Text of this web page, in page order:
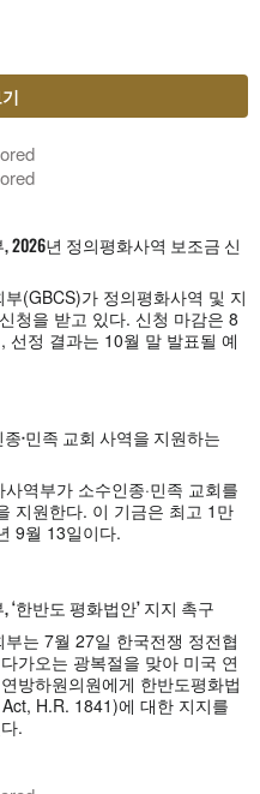
2026년 정의평화사역 보조금 신
(GBCS)가 정의평화사역 및 지
청을 받고 있다. 신청 마감은 8
선정 결과는 10월 말 발표될 예
·민족 교회 사역을 지원하는
역부가 소수인종·민족 교회를
지원한다. 이 기금은 최고 1만
9월 13일이다.
‘한반도 평화법안’ 지지 촉구
는 7월 27일 한국전쟁 정전협
가오는 광복절을 맞아 미국 연
방하원의원에게 한반도평화법
H.R. 1841)에 대한 지지를
.